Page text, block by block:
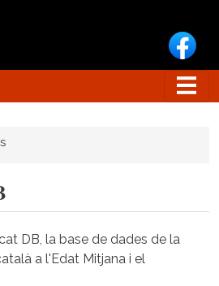
DB, la base de dades de la
a l'Edat Mitjana i el